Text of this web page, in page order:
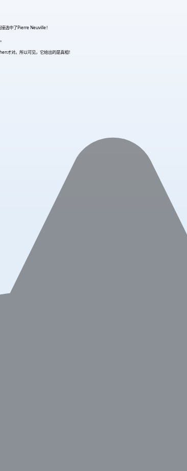
选中了Pierre Neuville！
才对。所以可见，它给出的是真相！